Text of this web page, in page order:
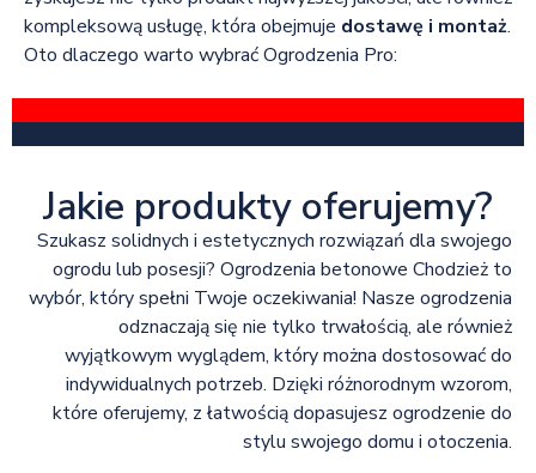
kompleksową usługę, która obejmuje dostawę i montaż.
Oto dlaczego warto wybrać Ogrodzenia Pro:
Jakie produkty oferujemy?
Szukasz solidnych i estetycznych rozwiązań dla swojego
ogrodu lub posesji? Ogrodzenia betonowe Chodzież to
wybór, który spełni Twoje oczekiwania! Nasze ogrodzenia
odznaczają się nie tylko trwałością, ale również
wyjątkowym wyglądem, który można dostosować do
indywidualnych potrzeb. Dzięki różnorodnym wzorom,
które oferujemy, z łatwością dopasujesz ogrodzenie do
stylu swojego domu i otoczenia.